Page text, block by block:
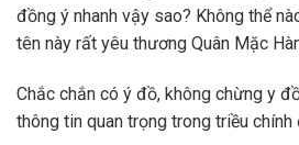
đồng ý nhanh vậy sao? Không thể
tên này rất yêu thương Quân Mặc
Chắc chắn có ý đồ, không chừng y
thông tin quan trọng trong triều